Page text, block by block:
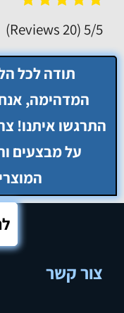
5/5
(20 Reviews)
צור קשר